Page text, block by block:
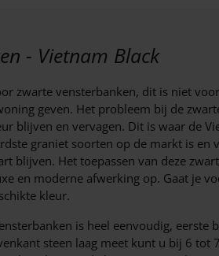
- Vietnam Black
zwarte vensterbanken, dit is niet
geven. Het probleem bij de
blijven en vervagen. Dit is waar de
graniet soorten op de markt is en
blijven. Het toepassen van deze
en moderne afwerking op. Gaat je
kleur.
is heel eenvoudig, eerste
steen laag meet kunt u bij 6 tot